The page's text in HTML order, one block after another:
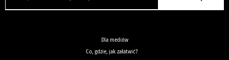
Dla mediów
Co, gdzie, jak załatwić?